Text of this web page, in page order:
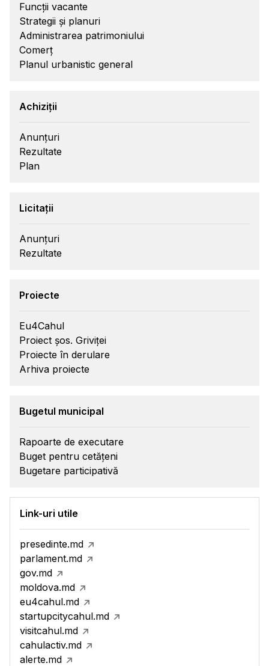
Funcții vacante
Strategii și planuri
Administrarea patrimoniului
Comerț
Planul urbanistic general
Achiziții
Anunțuri
Rezultate
Plan
Licitații
Anunțuri
Rezultate
Proiecte
Eu4Cahul
Proiect șos. Griviței
Proiecte în derulare
Arhiva proiecte
Bugetul municipal
Rapoarte de executare
Buget pentru cetățeni
Bugetare participativă
Link-uri utile
presedinte.md
parlament.md
gov.md
moldova.md
eu4cahul.md
startupcitycahul.md
visitcahul.md
cahulactiv.md
alerte.md